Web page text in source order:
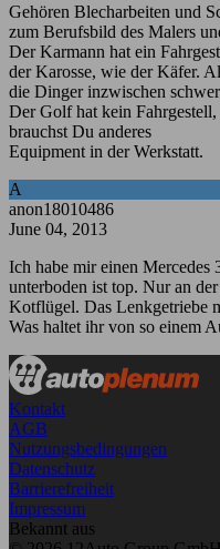
Gehören Blecharbeiten und
zum Berufsbild des Malers
Der Karmann hat ein
der Karosse, wie der Käfer.
die Dinger inzwischen
Der Golf hat kein Fahrgestell,
brauchst Du anderes
Equipment in der Werkstatt.
A
anon18010486
June 04, 2013
Ich habe mir einen Mercedes
unterboden ist top. Nur an
Kotflügel. Das Lenkgetriebe
Was haltet ihr von so einem
Kontakt
AGB
Nutzungsbedingungen
Datenschutz
Barrierefreiheit
Impressum
Bekannt aus